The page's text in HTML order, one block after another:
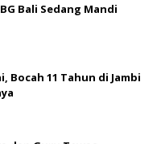
Bali Sedang Mandi
Bocah 11 Tahun di Jambi